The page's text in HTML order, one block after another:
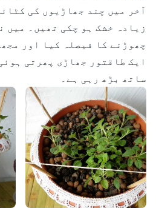
آخر میں چند جھاڑیوں کی
زیادہ خشک ہو چکی تھیں۔ میں
چھوڑنے کا فیصلہ کیا اور
ایک طاقتور جھاڑی پھرتی
ساتھ بڑھ رہی ہے۔